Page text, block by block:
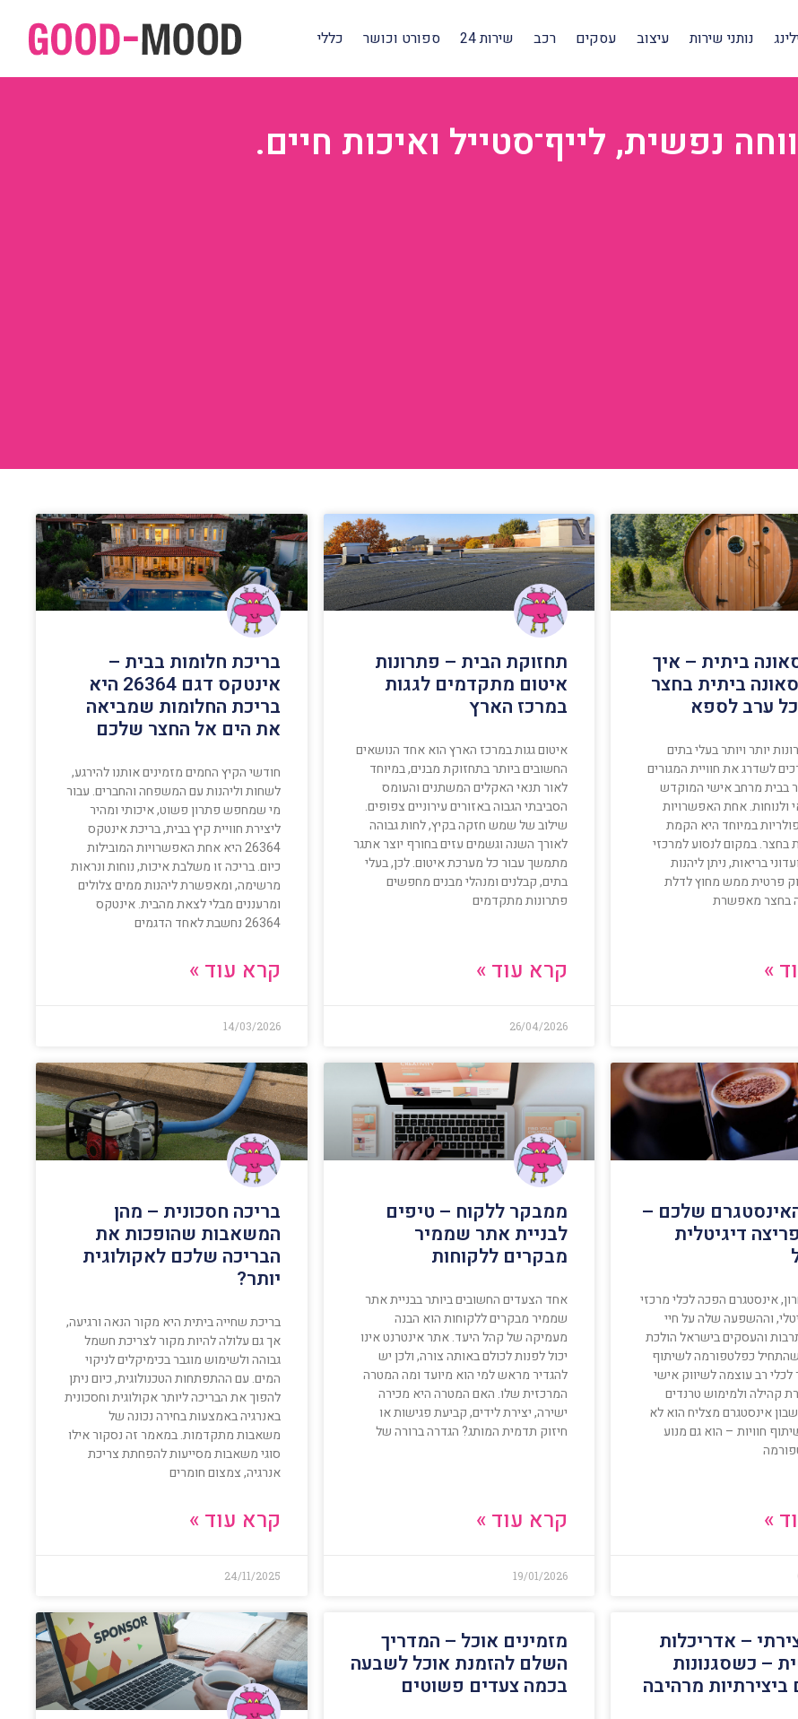
נותני שירות עיצוב עסקים רכב שירות 24 ספורט וכושר כללי
נפשית, לייף־סטייל ואיכות חיים.
ביתית – איך
ביתית בחצר
כל ערב לספא
יותר ויותר בעלי בתים
לשדרג את חוויית המגורים
בבית מרחב אישי המוקדש
ולנוחות. אחת האפשרויות
במיוחד היא הקמת
בחצר. במקום לנסוע למרכזי
בריאות, ניתן ליהנות
פרטית ממש מחוץ לדלת
בחצר מאפשרת
»
תחזוקת הבית – פתרונות
איטום מתקדמים לגגות
במרכז הארץ
איטום גגות במרכז הארץ הוא אחד הנושאים
החשובים ביותר בתחזוקת מבנים, במיוחד
לאור תנאי האקלים המשתנים והעומס
הסביבתי הגבוה באזורים עירוניים צפופים.
שילוב של שמש חזקה בקיץ, לחות גבוהה
לאורך השנה וגשמים עזים בחורף יוצר אתגר
מתמשך עבור כל מערכת איטום. לכן, בעלי
בתים, קבלנים ומנהלי מבנים מחפשים
פתרונות מתקדמים
קרא עוד »
26/04/2026
בריכת חלומות בבית –
אינטקס דגם 26364 היא
בריכת החלומות שמביאה
את הים אל החצר שלכם
חודשי הקיץ החמים מזמינים אותנו להירגע,
לשחות וליהנות עם המשפחה והחברים. עבור
מי שמחפש פתרון פשוט, איכותי ומהיר
ליצירת חוויית קיץ בבית, בריכת אינטקס
26364 היא אחת האפשרויות המובילות
כיום. בריכה זו משלבת איכות, נוחות ונראות
מרשימה, ומאפשרת ליהנות ממים צלולים
ומרעננים מבלי לצאת מהבית. אינטקס
26364 נחשבת לאחד הדגמים
קרא עוד »
14/03/2026
שלכם –
דיגיטלית
אינסטגרם הפכה לכלי מרכזי
וההשפעה שלה על חיי
והעסקים בישראל הולכת
כפלטפורמה לשיתוף
רב עוצמה לשיווק אישי
קהילה ולמימוש טרנדים
אינסטגרם מצליח הוא לא
חוויות – הוא גם מנוע
»
ממבקר ללקוח – טיפים
לבניית אתר שממיר
מבקרים ללקוחות
אחד הצעדים החשובים ביותר בבניית אתר
שממיר מבקרים ללקוחות הוא הבנה
מעמיקה של קהל היעד. אתר אינטרנט אינו
יכול לפנות לכולם באותה צורה, ולכן יש
להגדיר מראש למי הוא מיועד ומה המטרה
המרכזית שלו. האם המטרה היא מכירה
ישירה, יצירת לידים, קביעת פגישות או
חיזוק תדמית המותג? הגדרה ברורה של
קרא עוד »
19/01/2026
בריכה חסכונית – מהן
המשאבות שהופכות את
הבריכה שלכם לאקולוגית
יותר?
בריכת שחייה ביתית היא מקור הנאה ורגיעה,
אך גם עלולה להיות מקור לצריכת חשמל
גבוהה ולשימוש מוגבר בכימיקלים לניקוי
המים. עם ההתפתחות הטכנולוגית, כיום ניתן
להפוך את הבריכה ליותר אקולוגית וחסכונית
באנרגיה באמצעות בחירה נכונה של
משאבות מתקדמות. במאמר זה נסקור אילו
סוגי משאבות מסייעות להפחתת צריכת
אנרגיה, צמצום חומרים
קרא עוד »
24/11/2025
– אדריכלות
– כשסגנונות
מרהיבה
מזמינים אוכל – המדריך
השלם להזמנת אוכל לשבעה
בכמה צעדים פשוטים